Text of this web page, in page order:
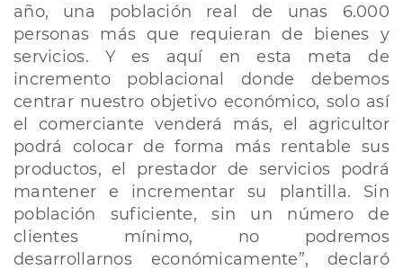
año, una población real de unas 6.000
personas más que requieran de bienes y
servicios. Y es aquí en esta meta de
incremento poblacional donde debemos
centrar nuestro objetivo económico, solo así
el comerciante venderá más, el agricultor
podrá colocar de forma más rentable sus
productos, el prestador de servicios podrá
mantener e incrementar su plantilla. Sin
población suficiente, sin un número de
clientes mínimo, no podremos
desarrollarnos económicamente”, declaró